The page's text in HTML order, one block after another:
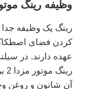
وظیفه رینگ موتور
رینگ یک وظیفه جدا
کردن فضای
عهده دارند. در
آن شاتون و روغن